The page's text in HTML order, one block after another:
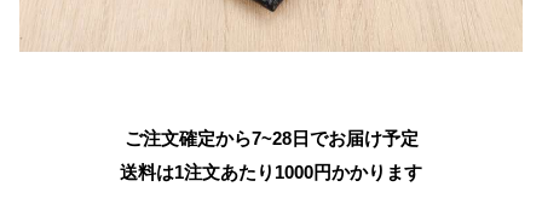
ご注文確定から7~28日でお届け予定
送料は1注文あたり 1000円かかります